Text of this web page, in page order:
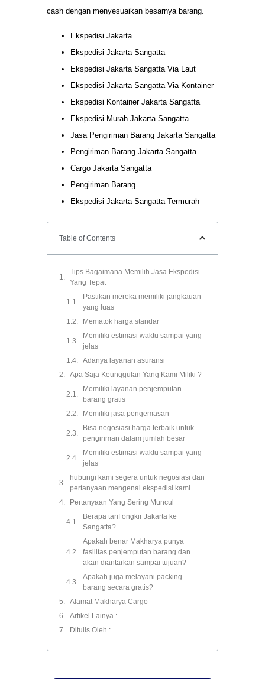
cash dengan menyesuaikan besarnya barang.
Ekspedisi Jakarta
Ekspedisi Jakarta Sangatta
Ekspedisi Jakarta Sangatta Via Laut
Ekspedisi Jakarta Sangatta Via Kontainer
Ekspedisi Kontainer Jakarta Sangatta
Ekspedisi Murah Jakarta Sangatta
Jasa Pengiriman Barang Jakarta Sangatta
Pengiriman Barang Jakarta Sangatta
Cargo Jakarta Sangatta
Pengiriman Barang
Ekspedisi Jakarta Sangatta Termurah
Table of Contents
Tips Bagaimana Memilih Jasa Ekspedisi
Yang Tepat
Pastikan mereka memiliki jangkauan
yang luas
Mematok harga standar
Memiliki estimasi waktu sampai yang
jelas
Adanya layanan asuransi
Apa Saja Keunggulan Yang Kami Miliki ?
Memiliki layanan penjemputan
barang gratis
Memiliki jasa pengemasan
Bisa negosiasi harga terbaik untuk
pengiriman dalam jumlah besar
Memiliki estimasi waktu sampai yang
jelas
hubungi kami segera untuk negosiasi dan
pertanyaan mengenai ekspedisi kami
Pertanyaan Yang Sering Muncul
Berapa tarif ongkir Jakarta ke
Sangatta?
Apakah benar Makharya punya
fasilitas penjemputan barang dan
akan diantarkan sampai tujuan?
Apakah juga melayani packing
barang secara gratis?
Alamat Makharya Cargo
Artikel Lainya :
Ditulis Oleh :